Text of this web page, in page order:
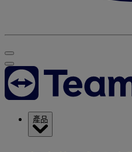
產品